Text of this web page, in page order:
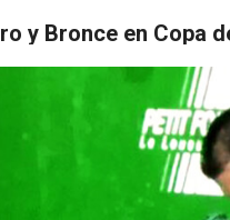
CIENCIA
y Bronce en Copa